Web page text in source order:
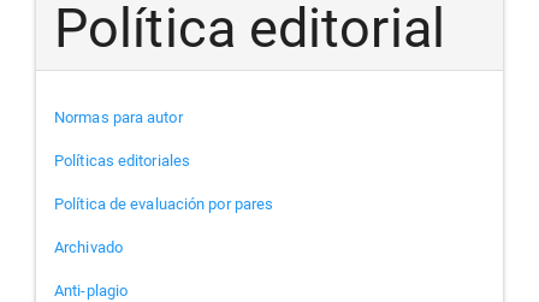
Política editorial
Normas para autor
Políticas editoriales
Política de evaluación por pares
Archivado
Anti-plagio